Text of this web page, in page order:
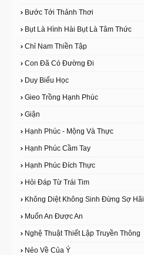
Bước Tới Thảnh Thơi
Bụt Là Hình Hài Bụt Là Tâm Thức
Chỉ Nam Thiền Tập
Con Đã Có Đường Đi
Duy Biểu Học
Gieo Trồng Hạnh Phúc
Giận
Hạnh Phúc - Mộng Và Thực
Hạnh Phúc Cầm Tay
Hạnh Phúc Đích Thực
Hỏi Đáp Từ Trái Tim
Không Diệt Không Sinh Đừng Sợ Hãi
Muốn An Được An
Nghệ Thuật Thiết Lập Truyền Thông
Nẻo Về Của Ý